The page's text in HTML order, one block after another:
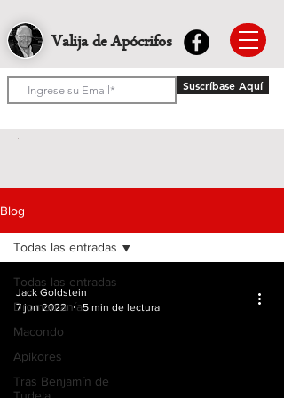
Valija de Apócrifos
Suscríbase Aquí
Blog
Todas las entradas
Dromomanía
Macondo
Apikores
Tras Benjamín de
Todas las entradas
Jack Goldstein
7 jun 2022
5 min de lectura